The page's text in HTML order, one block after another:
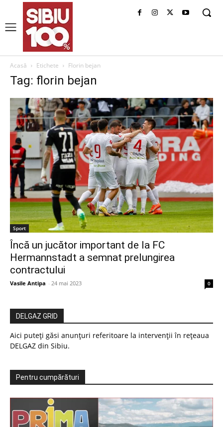
Acasă Etichete Florin bejan
Tag: florin bejan
Sport
Încă un jucător important de la FC
Hermannstadt a semnat prelungirea
contractului
Vasile Antipa - 24 mai 2023 0
DELGAZ GRID
Aici puteți găsi anunțuri referitoare la intervenții în rețeaua
DELGAZ din Sibiu.
Pentru cumpărături